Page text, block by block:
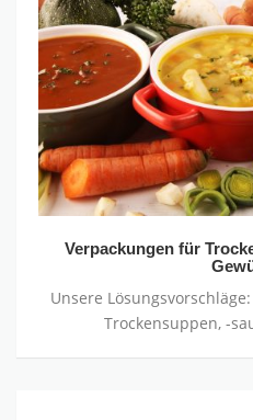
Trockensuppen,
-
saucen
und
Gewürze
Verpackungen für
Unsere
Trockensuppen, -